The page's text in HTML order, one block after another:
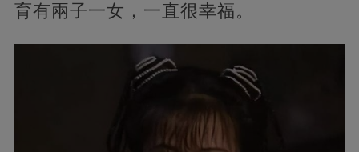
育有兩子一女，一直很幸福。